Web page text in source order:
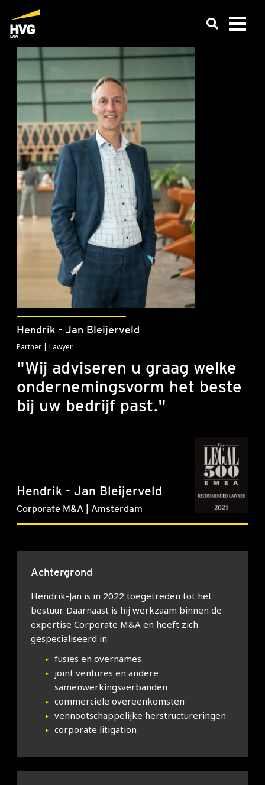
"Wij adviseren u graag welke
ondernemingsvorm het beste
bij uw bedrijf past."
Hendrik - Jan Bleijerveld
Partner | Lawyer
Hendrik - Jan Bleijerveld
Corporate M&A | Amsterdam
Achtergrond
Hendrik-Jan is in 2022 toegetreden tot het
bestuur. Daarnaast is hij werkzaam binnen de
expertise Corporate M&A en heeft zich
gespecialiseerd in:
fusies en overnames
joint ventures en andere
samenwerkingsverbanden
commerciële overeenkomsten
vennootschappelijke herstructureringen
corporate litigation